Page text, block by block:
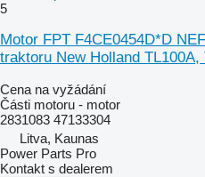
5
Motor FPT F4CE0454D*D
traktoru New Holland TL100A,
Cena na vyžádání
Části motoru - motor
2831083 47133304
Litva, Kaunas
Power Parts Pro
Kontakt s dealerem